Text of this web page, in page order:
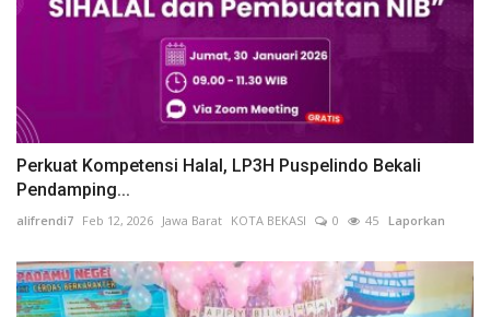
Perkuat Kompetensi Halal, LP3H Puspelindo Bekali
Pendamping...
alifrendi7 Feb 12, 2026 Jawa Barat KOTA BEKASI 0 45 Laporkan